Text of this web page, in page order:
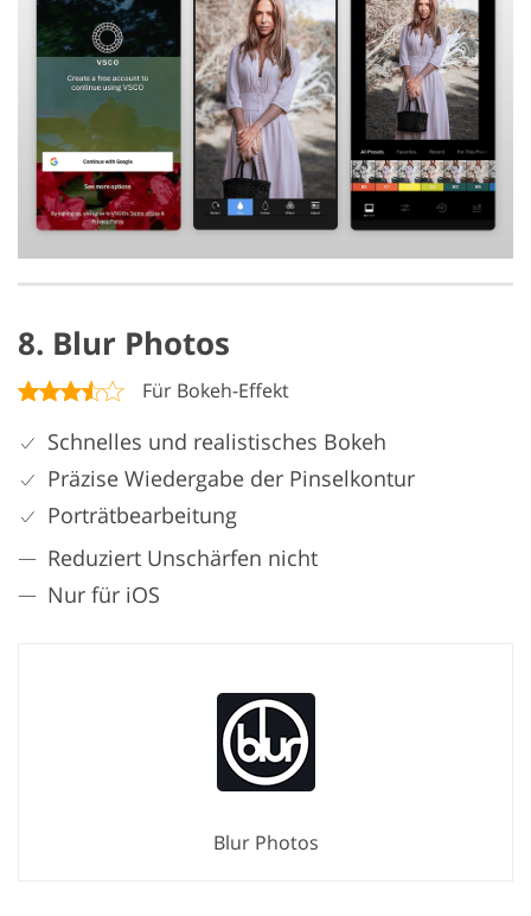
8. Blur Photos
Für Bokeh-Effekt
Schnelles und realistisches Bokeh
Präzise Wiedergabe der Pinselkontur
Porträtbearbeitung
Reduziert Unschärfen nicht
Nur für iOS
Blur Photos